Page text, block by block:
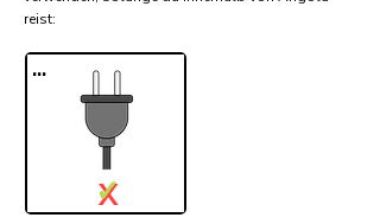
reist:​
...
X
✓